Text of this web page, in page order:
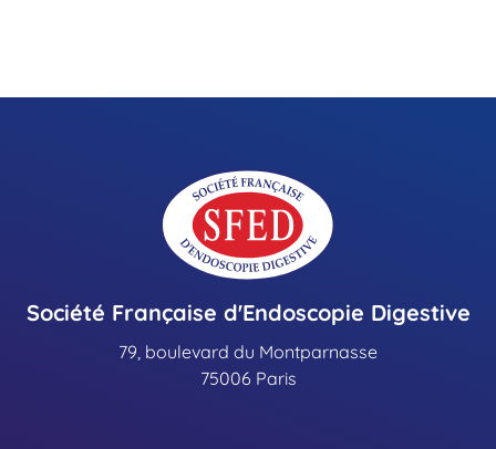
Société Française d'Endoscopie Digestive
79, boulevard du Montparnasse
75006 Paris